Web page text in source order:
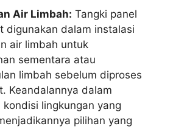
Air Limbah: Tangki panel
digunakan dalam instalasi
air limbah untuk
sementara atau
limbah sebelum diproses
Keandalannya dalam
kondisi lingkungan yang
pilihan yang